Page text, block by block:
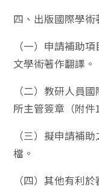
四、出版國際學術
（一）申請補助
文學術著作翻譯。
（二）教研人員
所主管簽章（附件
（三）擬申請補
檔。
（四）其他有利